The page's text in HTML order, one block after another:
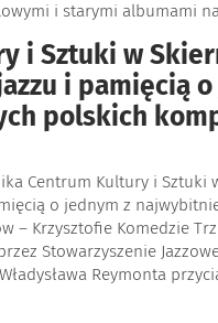
i starymi albumami
i Sztuki w
i pamięcią
polskich
Centrum Kultury i Sztuki
o jednym z
– Krzysztofie Komedzie
Stowarzyszenie
Reymonta